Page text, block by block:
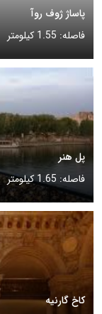
پاساژ ژوف روآ
فاصله: 1.55 کیلومتر
پل هنر
فاصله: 1.65 کیلومتر
کاخ گارنیه